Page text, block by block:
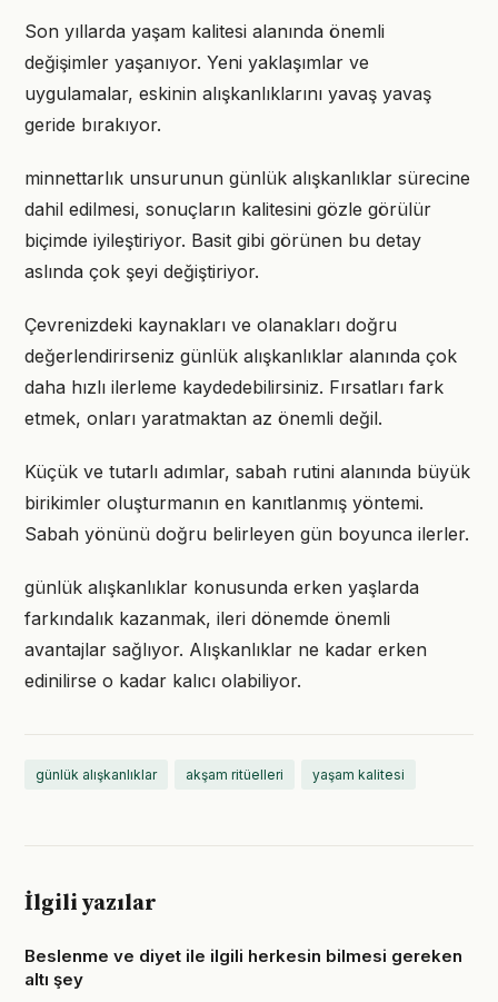
Son yıllarda yaşam kalitesi alanında önemli
değişimler yaşanıyor. Yeni yaklaşımlar ve
uygulamalar, eskinin alışkanlıklarını yavaş yavaş
geride bırakıyor.
minnettarlık unsurunun günlük alışkanlıklar sürecine
dahil edilmesi, sonuçların kalitesini gözle görülür
biçimde iyileştiriyor. Basit gibi görünen bu detay
aslında çok şeyi değiştiriyor.
Çevrenizdeki kaynakları ve olanakları doğru
değerlendirirseniz günlük alışkanlıklar alanında çok
daha hızlı ilerleme kaydedebilirsiniz. Fırsatları fark
etmek, onları yaratmaktan az önemli değil.
Küçük ve tutarlı adımlar, sabah rutini alanında büyük
birikimler oluşturmanın en kanıtlanmış yöntemi.
Sabah yönünü doğru belirleyen gün boyunca ilerler.
günlük alışkanlıklar konusunda erken yaşlarda
farkındalık kazanmak, ileri dönemde önemli
avantajlar sağlıyor. Alışkanlıklar ne kadar erken
edinilirse o kadar kalıcı olabiliyor.
günlük alışkanlıklar akşam ritüelleri yaşam kalitesi
İlgili yazılar
Beslenme ve diyet ile ilgili herkesin bilmesi gereken
altı şey